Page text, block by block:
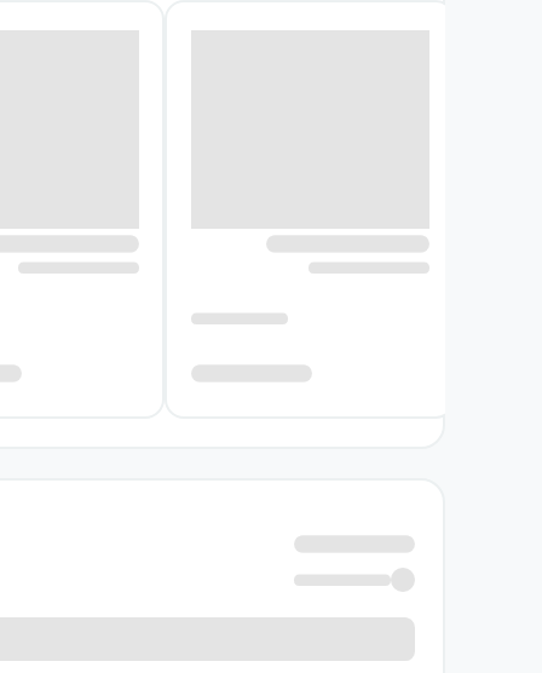
بیشتر می‌شود و پرسش‌های تازه‌ای شکل
تصویرهایی شاعرانه و موسیقایی پیوند
ساناز زمانی در این رمان، موضوعی نامعمول
الزاماً آسودگی نمی‌آورد. تمرکز او بر موقعیت
کشف زندگی دیگران باشد.